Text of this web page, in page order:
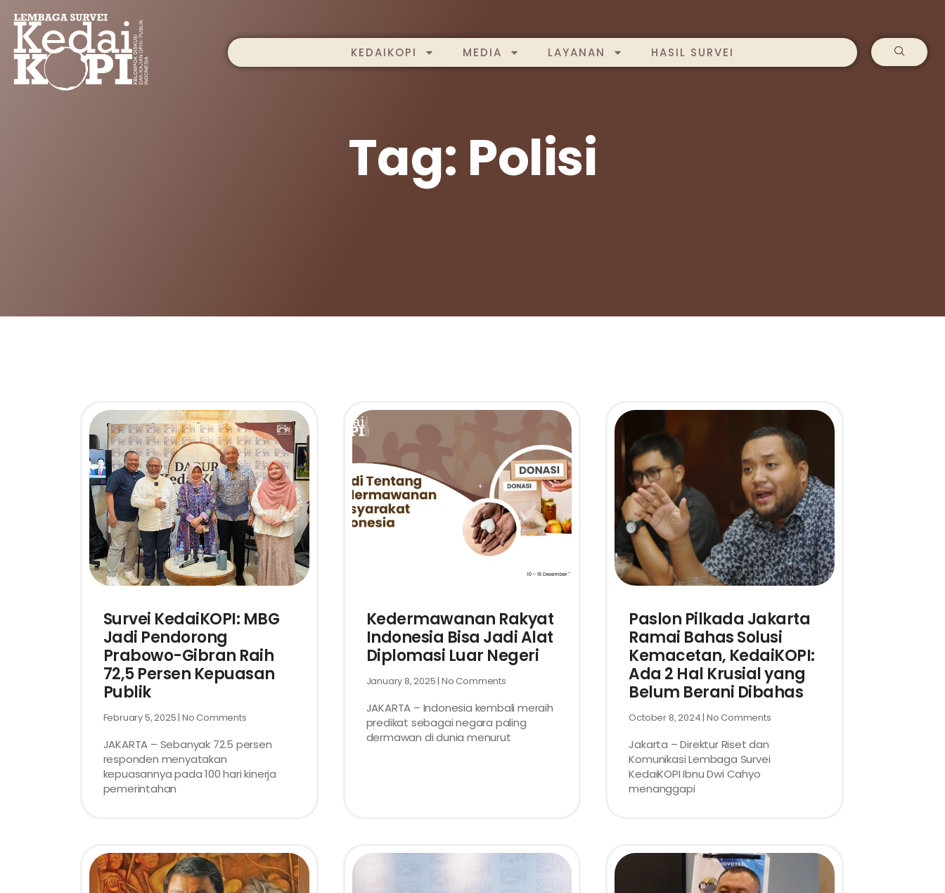
KEDAIKOPI MEDIA LAYANAN HASIL SURVEI
Tag: Polisi
Survei KedaiKOPI: MBG
Jadi Pendorong
Prabowo-Gibran Raih
72,5 Persen Kepuasan
Publik
February 5, 2025 No Comments
JAKARTA – Sebanyak 72.5 persen
responden menyatakan
kepuasannya pada 100 hari kinerja
pemerintahan
Kedermawanan Rakyat
Indonesia Bisa Jadi Alat
Diplomasi Luar Negeri
January 8, 2025 No Comments
JAKARTA – Indonesia kembali meraih
predikat sebagai negara paling
dermawan di dunia menurut
Paslon Pilkada Jakarta
Ramai Bahas Solusi
Kemacetan, KedaiKOPI:
Ada 2 Hal Krusial yang
Belum Berani Dibahas
October 8, 2024 No Comments
Jakarta – Direktur Riset dan
Komunikasi Lembaga Survei
KedaiKOPI Ibnu Dwi Cahyo
menanggapi